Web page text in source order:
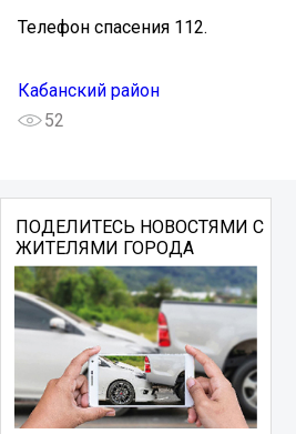
Телефон спасения 112.
Кабанский район
52
ПОДЕЛИТЕСЬ НОВОСТЯМИ С
ЖИТЕЛЯМИ ГОРОДА